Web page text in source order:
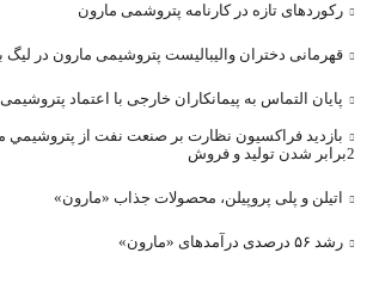
رکوردهای تازه در کارنامه پتروشمی مارون
قهرمانی دختران والیبالیست پتروشیمی مارون در لیگ
پایان التماس به پیمانکاران خارجی با اعتماد
بازديد فراکسيون نظارت بر صنعت نفت از پتروشيمي
2برابر شدن توليد و فروش
اتیلن و پلی پروپیلن، محصولات جذاب «مارون»
رشد ۵۶ درصدی درآمد‌های «مارون»